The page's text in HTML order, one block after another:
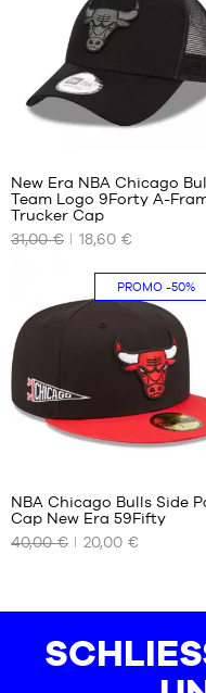
UNSERE
VERFÜGBAREN
GRÖSSEN
Einheitsgröße
New Era NBA Chicago
Team Logo 9Forty A-
Trucker Cap
31,00 €
18,60 €
PROMO-50%
UNSERE
VERFÜGBAREN
1/4
NBA Chicago Bulls Side
Cap New Era 59Fifty
40,00 €
20,00 €